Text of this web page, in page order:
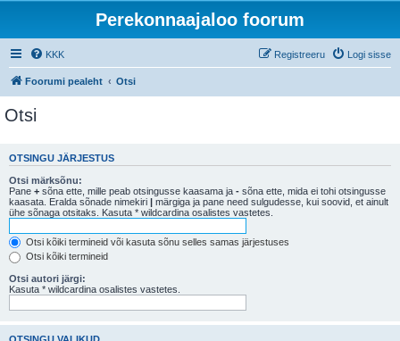
Perekonnaajaloo foorum
KKK Logi sisse
Registreeru
Foorumi pealeht Otsi
Otsi
OTSINGU JÄRJESTUS
Otsi märksõnu:
Pane + sõna ette, mille peab otsingusse kaasama ja - sõna ette, mida ei tohi otsingusse
kaasata. Eralda sõnade nimekiri | märgiga ja pane need sulgudesse, kui soovid, et ainult
ühe sõnaga otsitaks. Kasuta * wildcardina osalistes vastetes.
Otsi kõiki termineid või kasuta sõnu selles samas järjestuses
Otsi kõiki termineid
Otsi autori järgi:
Kasuta * wildcardina osalistes vastetes.